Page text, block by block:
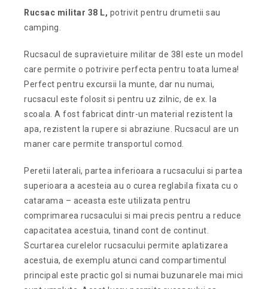
Rucsac militar 38 L, potrivit pentru drumetii sau
camping.
Rucsacul de supravietuire militar de 38l este un model
care permite o potrivire perfecta pentru toata lumea!
Perfect pentru excursii la munte, dar nu numai,
rucsacul este folosit si pentru uz zilnic, de ex. la
scoala. A fost fabricat dintr-un material rezistent la
apa, rezistent la rupere si abraziune. Rucsacul are un
maner care permite transportul comod.
Peretii laterali, partea inferioara a rucsacului si partea
superioara a acesteia au o curea reglabila fixata cu o
catarama – aceasta este utilizata pentru
comprimarea rucsacului si mai precis pentru a reduce
capacitatea acestuia, tinand cont de continut.
Scurtarea curelelor rucsacului permite aplatizarea
acestuia, de exemplu atunci cand compartimentul
principal este practic gol si numai buzunarele mai mici